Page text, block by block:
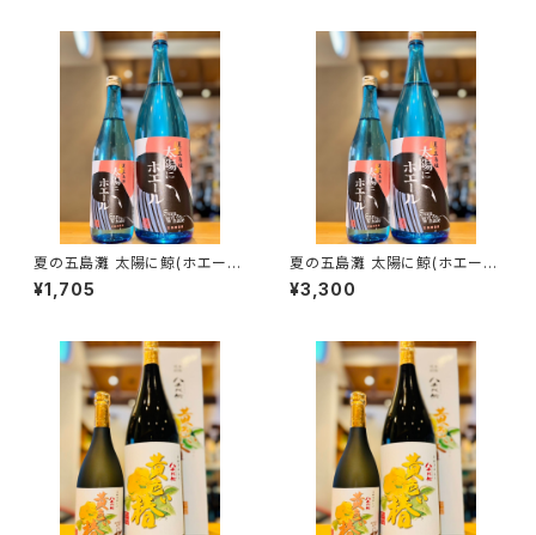
夏の五島灘 太陽に鯨(ホエー
ル) 720ml１本（五島灘酒造・長
崎県南松浦郡新上五島町）
¥1,705
夏の五島灘 太陽に鯨(ホエー
ル) 1800ml１本（五島灘酒造・
長崎県南松浦郡新上五島町）
¥3,300